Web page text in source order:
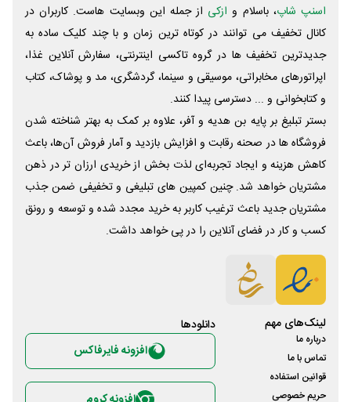
اسنپ شاپ، باسلام و ازکی از جمله این وبسایت ‌هاست. کاربران در
کانال تخفیف می توانند در کوتاه ترین زمان و با چند کلیک ساده به
جدیدترین تخفیف ها در گروه تاکسی اینترنتی، سفارش آنلاین غذا،
اپراتورهای مخابراتی، موسیقی و سینما، گردشگری، مد و پوشاک، کتاب
و کتابخوانی و ... دسترسی پیدا کنند.
بستر تبلیغ بر پایه بن هدیه و آفر، علاوه بر کمک به بهتر شناخته شدن
فروشگاه ها در صحنه رقابت و افزایش بازدید و آمار فروش آن‌ها، باعث
کاهش هزینه و ایجاد تجربه‌ای لذت بخش از خریدی ارزان تر در ذهن
مشتریان خواهد شد. چنین کمپین های تبلیغی و تخفیفی ضمن جذب
مشتریان جدید باعث ترغیب کاربر به خرید مجدد شده و توسعه و رونق
کسب و کار در فضای آنلاین را در پی خواهد داشت.
لینک‌های مهم
درباره ما
تماس با ما
قوانین استفاده
حریم خصوصی
دانلود‌ها
افزونه فایرفاکس